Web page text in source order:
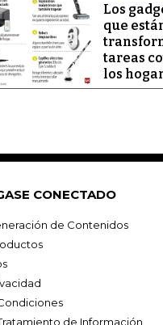
Los
que
tareas
los
CONECTADO
de Contenidos
de Información